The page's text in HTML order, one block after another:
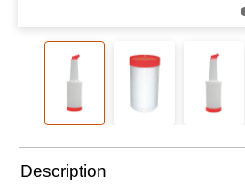
Description